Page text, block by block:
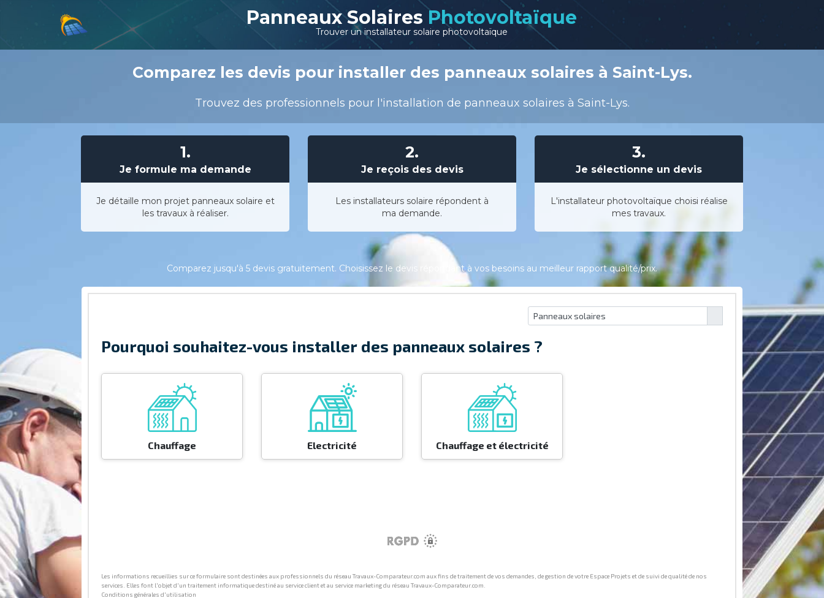
Panneaux Solaires Photovoltaïque
Trouver un installateur solaire photovoltaïque
Comparez les devis pour installer des panneaux solaires à Saint-Lys.
Trouvez des professionnels pour l'installation de panneaux solaires à Saint-Lys.
1.
Je formule ma demande
Je détaille mon projet panneaux solaire et
les travaux à réaliser.
2.
Je reçois des devis
Les installateurs solaire répondent à
ma demande.
3.
Je sélectionne un devis
L'installateur photovoltaïque choisi réalise
mes travaux.
Comparez jusqu'à 5 devis gratuitement. Choisissez le devis répondant à vos besoins au meilleur rapport qualité/prix.